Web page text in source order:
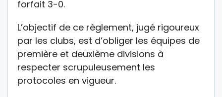
forfait 3-0.
L’objectif de ce règlement, jugé rigoureux
par les clubs, est d’obliger les équipes de
première et deuxième divisions à
respecter scrupuleusement les
protocoles en vigueur.